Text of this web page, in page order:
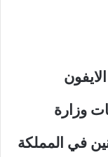
وزارة
في المملكة